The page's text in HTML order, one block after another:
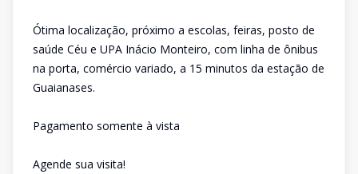
Ótima localização, próximo a escolas, feiras, posto de
saúde Céu e UPA Inácio Monteiro, com linha de ônibus
na porta, comércio variado, a 15 minutos da estação de
Guaianases.
Pagamento somente à vista
Agende sua visita!